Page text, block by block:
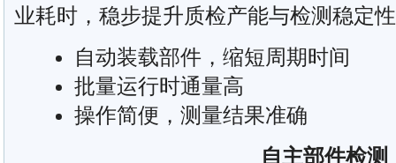
业耗时，稳步提升质检产能与检测稳定
自动装载部件，缩短周期时间
批量运行时通量高
操作简便，测量结果准确
自主部件检测